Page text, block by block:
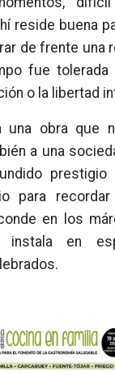
reside buena
de frente una
fue tolerada
o la libertad
una obra que
a una
prestigio
para
en los
instala en